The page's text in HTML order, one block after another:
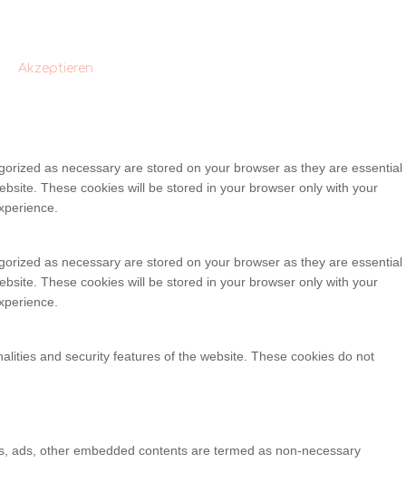
Akzeptieren
as necessary are stored on your browser as they are essential
These cookies will be stored in your browser only with your
as necessary are stored on your browser as they are essential
These cookies will be stored in your browser only with your
and security features of the website. These cookies do not
ads, other embedded contents are termed as non-necessary